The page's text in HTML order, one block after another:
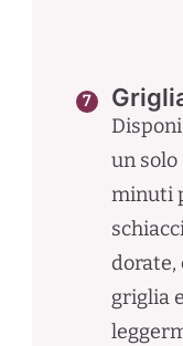
un solo
minuti
dorate,
griglia